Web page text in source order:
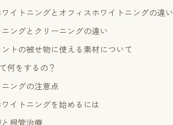
イトニングとオフィスホワイトニングの違い
ングとクリーニングの違い
トの被せ物に使える素材について
何をするの？
ングの注意点
イトニングを始めるには
根管治療